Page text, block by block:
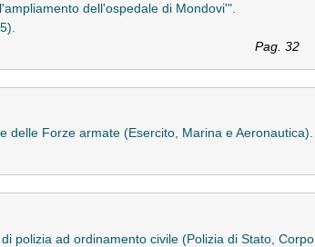
dell'ospedale di Mondovi'".
Pag. 32
delle Forze armate (Esercito, Marina e Aeronautica).
polizia ad ordinamento civile (Polizia di Stato, Corpo